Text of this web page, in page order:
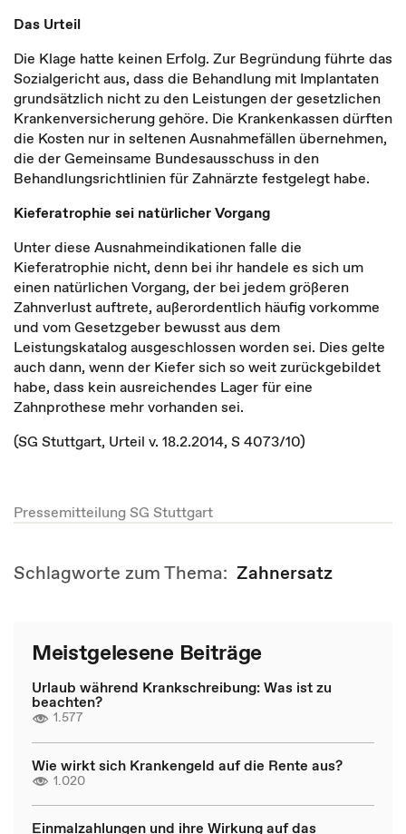
Das Urteil
Die Klage hatte keinen Erfolg. Zur Begründung führte das
Sozialgericht aus, dass die Behandlung mit Implantaten
grundsätzlich nicht zu den Leistungen der gesetzlichen
Krankenversicherung gehöre. Die Krankenkassen dürften
die Kosten nur in seltenen Ausnahmefällen übernehmen,
die der Gemeinsame Bundesausschuss in den
Behandlungsrichtlinien für Zahnärzte festgelegt habe.
Kieferatrophie sei natürlicher Vorgang
Unter diese Ausnahmeindikationen falle die
Kieferatrophie nicht, denn bei ihr handele es sich um
einen natürlichen Vorgang, der bei jedem größeren
Zahnverlust auftrete, außerordentlich häufig vorkomme
und vom Gesetzgeber bewusst aus dem
Leistungskatalog ausgeschlossen worden sei. Dies gelte
auch dann, wenn der Kiefer sich so weit zurückgebildet
habe, dass kein ausreichendes Lager für eine
Zahnprothese mehr vorhanden sei.
(SG Stuttgart, Urteil v. 18.2.2014, S 4073/10)
Pressemitteilung SG Stuttgart
Schlagworte zum Thema: Zahnersatz
Meistgelesene Beiträge
Urlaub während Krankschreibung: Was ist zu
beachten?
1.577
Wie wirkt sich Krankengeld auf die Rente aus?
1.020
Einmalzahlungen und ihre Wirkung auf das